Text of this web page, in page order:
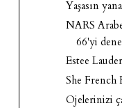
Yaşasın
NARS
66'yi
Estee
She French
Ojelerinizi